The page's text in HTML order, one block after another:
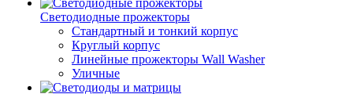
Светодиодные прожекторы
Стандартный и тонкий корпус
Круглый корпус
Линейные прожекторы Wall Washer
Уличные